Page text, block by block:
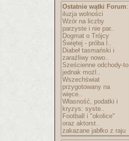
Ostatnie wątki Forum:
iluzja wolności
Wzór na liczby
parzyste i nie par..
Dogmat o Trójcy
Świętej - próba l..
Diabeł tasmański i
zaraźliwy nowo..
Sześcienne odchody-to
jednak możl..
Wszechświat
przygotowany na
więce..
Własność, podatki i
kryzys: syste..
Football i "okolice"
oraz aktorst..
zakazane jabłko z raju